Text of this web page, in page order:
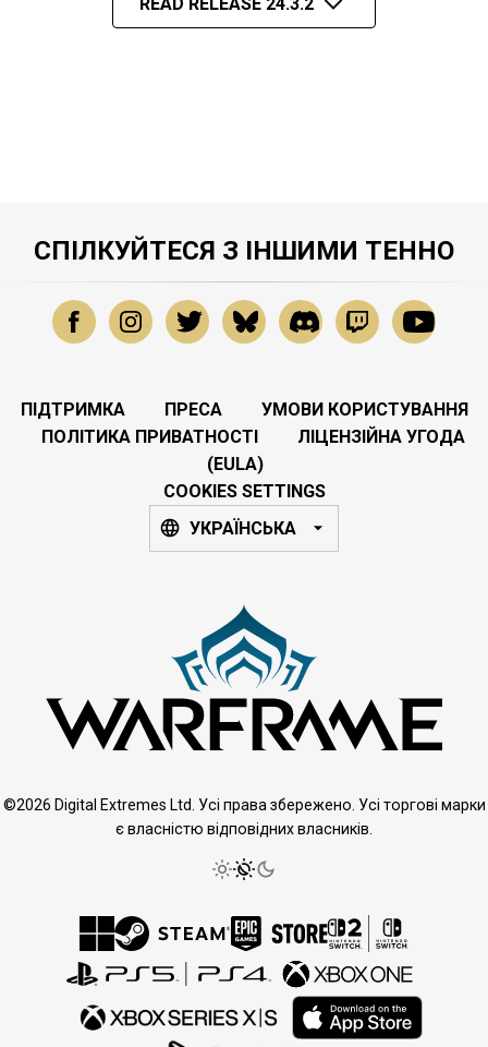
СПІЛКУЙТЕСЯ З ІНШИМИ ТЕННО
ПІДТРИМКА ПРЕСА
УМОВИ КОРИСТУВАННЯ
ПОЛІТИКА ПРИВАТНОСТІ
ЛІЦЕНЗІЙНА УГОДА
(EULA)
COOKIES SETTINGS
УКРАЇНСЬКА
©2026 Digital Extremes Ltd. Усі права збережено. Усі торгові марки
є власністю відповідних власників.